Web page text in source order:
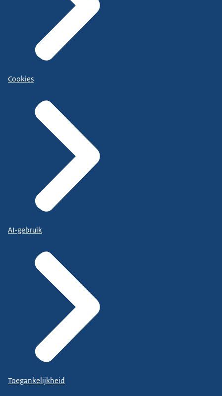
Cookies
AI-gebruik
Toegankelijkheid